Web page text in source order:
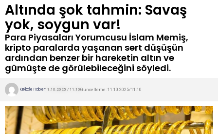
Altında şok tahmin: Savaş
yok, soygun var!
Para Piyasaları Yorumcusu İslam Memiş,
kripto paralarda yaşanan sert düşüşün
ardından benzer bir hareketin altın ve
gümüşte de görülebileceğini söyledi.
Kırıkkale Haber11.10.2025 / 11:10Güncelleme: 11.10.2025/11:10